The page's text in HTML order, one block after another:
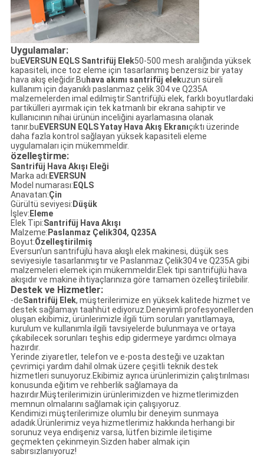
Uygulamalar:
bu EVERSUN EQLS Santrifüj Elek50-500 mesh aralığında yüksek
kapasiteli, ince toz eleme için tasarlanmış benzersiz bir yatay
hava akış eleğidir.Bu hava akımı santrifüj elekuzun süreli
kullanım için dayanıklı paslanmaz çelik 304 ve Q235A
malzemelerden imal edilmiştir.Santrifüjlü elek, farklı boyutlardaki
partikülleri ayırmak için tek katmanlı bir ekrana sahiptir ve
kullanıcının nihai ürünün inceliğini ayarlamasına olanak
tanır.bu EVERSUN EQLS Yatay Hava Akış Ekranıçıktı üzerinde
daha fazla kontrol sağlayan yüksek kapasiteli eleme
uygulamaları için mükemmeldir.
özelleştirme:
Santrifüj Hava Akışı Eleği
Marka adı: EVERSUN
Model numarası: EQLS
Anavatan:Çin
Gürültü seviyesi: Düşük
İşlev: Eleme
Elek Tipi:Santrifüj Hava Akışı
Malzeme: Paslanmaz Çelik304, Q235A
Boyut:Özelleştirilmiş
Eversun'un santrifüjlü hava akışlı elek makinesi, düşük ses
seviyesiyle tasarlanmıştır ve Paslanmaz Çelik304 ve Q235A gibi
malzemeleri elemek için mükemmeldir.Elek tipi santrifüjlü hava
akışıdır ve makine ihtiyaçlarınıza göre tamamen özelleştirilebilir.
Destek ve Hizmetler:
-deSantrifüj Elek, müşterilerimize en yüksek kalitede hizmet ve
destek sağlamayı taahhüt ediyoruz.Deneyimli profesyonellerden
oluşan ekibimiz, ürünlerimizle ilgili tüm soruları yanıtlamaya,
kurulum ve kullanımla ilgili tavsiyelerde bulunmaya ve ortaya
çıkabilecek sorunları teşhis edip gidermeye yardımcı olmaya
hazırdır.
Yerinde ziyaretler, telefon ve e-posta desteği ve uzaktan
çevrimiçi yardım dahil olmak üzere çeşitli teknik destek
hizmetleri sunuyoruz.Ekibimiz ayrıca ürünlerimizin çalıştırılması
konusunda eğitim ve rehberlik sağlamaya da
hazırdır.Müşterilerimizin ürünlerimizden ve hizmetlerimizden
memnun olmalarını sağlamak için çalışıyoruz.
Kendimizi müşterilerimize olumlu bir deneyim sunmaya
adadık.Ürünlerimiz veya hizmetlerimiz hakkında herhangi bir
sorunuz veya endişeniz varsa, lütfen bizimle iletişime
geçmekten çekinmeyin.Sizden haber almak için
sabırsızlanıyoruz!